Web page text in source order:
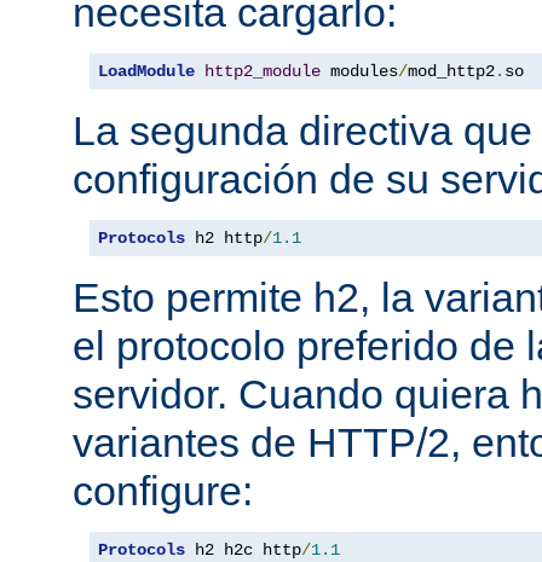
necesita cargarlo:
LoadModule http2_module modules/mod_http2. so
La segunda directiva
configuración de su
Protocols h2 http/1.1
Esto permite h2, la
el protocolo preferido de
servidor. Cuando quiera
variantes de HTTP/2,
configure:
Protocols h2 h2c http/1.1